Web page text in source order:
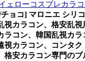
ェローコスプレカラ
ョコ] マロニエ シリ
視カラコン、格安乱
ラコン、韓国乱視カラ
視カラコン、コンタ
格安カラコン専門のブ